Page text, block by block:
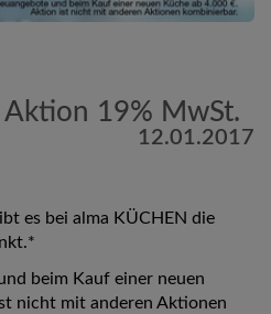
19% MwSt.
12.01.2017
es bei alma KÜCHEN die
beim Kauf einer neuen
nicht mit anderen Aktionen